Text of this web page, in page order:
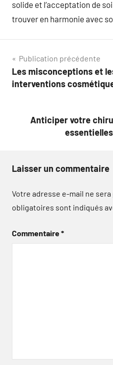
solide et l’acceptation de
trouver en harmonie avec
Navigation
de
Publication précédente
Les misconceptions et
interventions
Anticiper votre
Laisser un commentaire
Votre adresse e-mail ne sera
obligatoires sont indiqués
Commentaire*